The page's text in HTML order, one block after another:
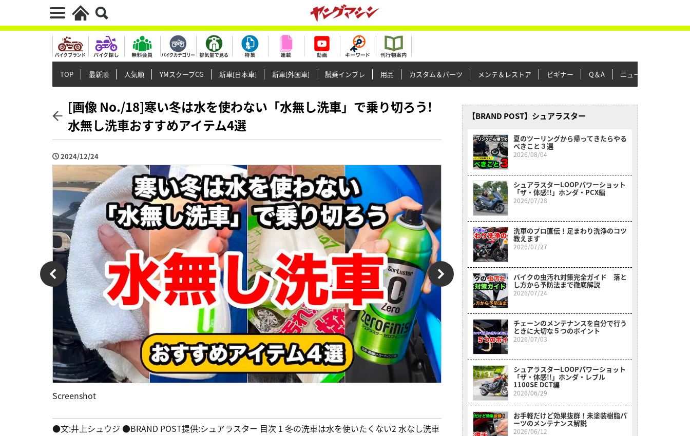
TOP 最新順 人気順 YMスクープCG 新車[日本車] 新車[外国車] 試乗インプレ 用品 カスタム＆パーツ メンテ＆レストア ビギナー Q＆A ニュース＆トピックス
[画像 No./18]寒い冬は水を使わない「水無し洗車」で乗り切ろう!
水無し洗車おすすめアイテム4選
2024/12/24
Screenshot
●文:井上シュウジ ●BRAND POST提供:シュアラスター 目次 1 冬の洗車は水を使いたくない2 水なし洗車
【BRAND POST】シュアラスター
夏のツーリングから帰ってきたらやる
べきこと３選
2026/08/04
シュアラスターLOOPパワーショット
「ザ・体感!!」ホンダ・PCX編
2026/07/28
洗車のプロ直伝！足まわり洗浄のコツ
教えます
2026/07/27
バイクの虫汚れ対策完全ガイド 落と
し方から予防法まで徹底解説
2026/07/24
チェーンのメンテナンスを自分で行う
ときに大切な５つのポイント
2026/07/03
シュアラスターLOOPパワーショット
「ザ・体感!!」ホンダ・レブル
1100SE DCT編
2026/06/29
お手軽だけど効果抜群！未塗装樹脂パ
ーツのメンテナンス解説
2026/06/12